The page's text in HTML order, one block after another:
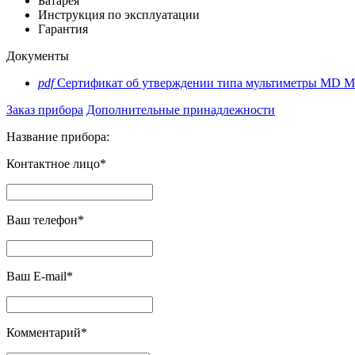
Инструкция по эксплуатации
Гарантия
Документы
pdf Сертификат об утверждении типа мультиметры MD
Заказ прибора Дополнительные принадлежности
Название прибора:
Контактное лицо*
Ваш телефон*
Ваш E-mail*
Комментарий*